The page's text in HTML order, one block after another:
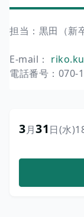
担当：黒田（新
E-mail：
電話番号：070-
3月31日(水)